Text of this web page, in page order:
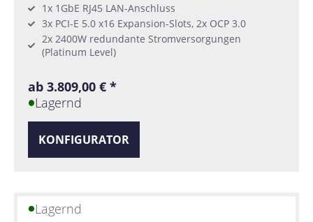
1x 1GbE RJ45 LAN-Anschluss
3x PCI-E 5.0 x16 Expansion-Slots, 2x OCP 3.0
2x 2400W redundante Stromversorgungen
(Platinum Level)
ab 3.809,00 € *
Lagernd
KONFIGURATOR
Lagernd